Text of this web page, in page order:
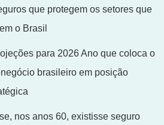
que protegem os setores que
o Brasil
para 2026 Ano que coloca o
brasileiro em posição
nos anos 60, existisse seguro